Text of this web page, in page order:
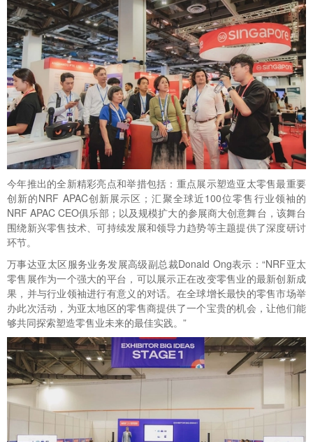
今年推出的全新精彩亮点和举措包括：重点展示塑造亚太零售最重要
创新的NRF APAC创新展示区；汇聚全球近100位零售行业领袖的
NRF APAC CEO俱乐部；以及规模扩大的参展商大创意舞台，该舞台
围绕新兴零售技术、可持续发展和领导力趋势等主题提供了深度研讨
环节。
万事达亚太区服务业务发展高级副总裁Donald Ong表示：“NRF亚太
零售展作为一个强大的平台，可以展示正在改变零售业的最新创新成
果，并与行业领袖进行有意义的对话。在全球增长最快的零售市场举
办此次活动，为亚太地区的零售商提供了一个宝贵的机会，让他们能
够共同探索塑造零售业未来的最佳实践。”